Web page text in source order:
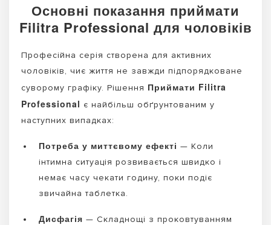
Основні показання приймати
Filitra Professional для чоловіків
Професійна серія створена для активних
чоловіків, чиє життя не завжди підпорядковане
суворому графіку. Рішення Приймати Filitra
Professional є найбільш обґрунтованим у
наступних випадках:
Потреба у миттєвому ефекті — Коли
інтимна ситуація розвивається швидко і
немає часу чекати годину, поки подіє
звичайна таблетка.
Дисфагія — Складнощі з проковтуванням